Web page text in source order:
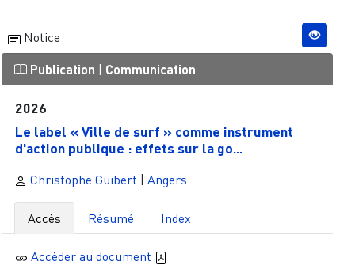
Notice
Publication Communication
2026
Le label « Ville de surf » comme instrument
d'action publique : effets sur la go...
Christophe Guibert | Angers
Accès Résumé Index
Accèder au document